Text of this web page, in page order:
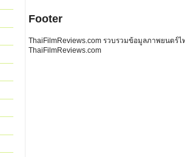
Footer
ThaiFilmReviews.com รวบรวมข้อมูลภาพยนตร์
ThaiFilmReviews.com